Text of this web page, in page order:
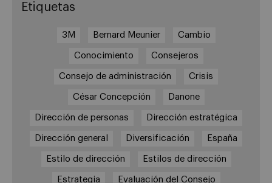
Etiquetas
3M Bernard Meunier Cambio
Conocimiento Consejeros
Consejo de administración Crisis
César Concepción Danone
Dirección de personas Dirección estratégica
Dirección general Diversificación España
Estilo de dirección Estilos de dirección
Estrategia Evaluación del Consejo